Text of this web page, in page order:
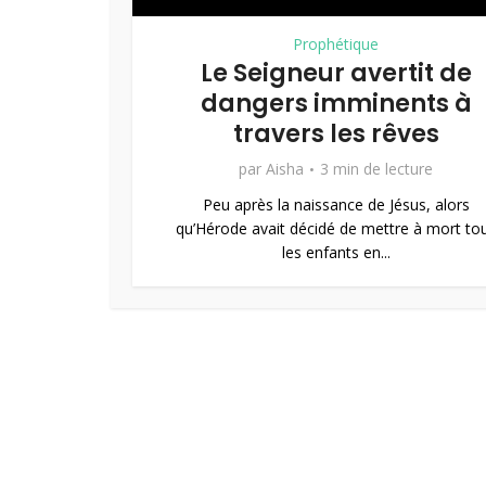
Prophétique
Le Seigneur avertit de
dangers imminents à
travers les rêves
par Aisha
3 min de lecture
Peu après la naissance de Jésus, alors
qu’Hérode avait décidé de mettre à mort
les enfants en...